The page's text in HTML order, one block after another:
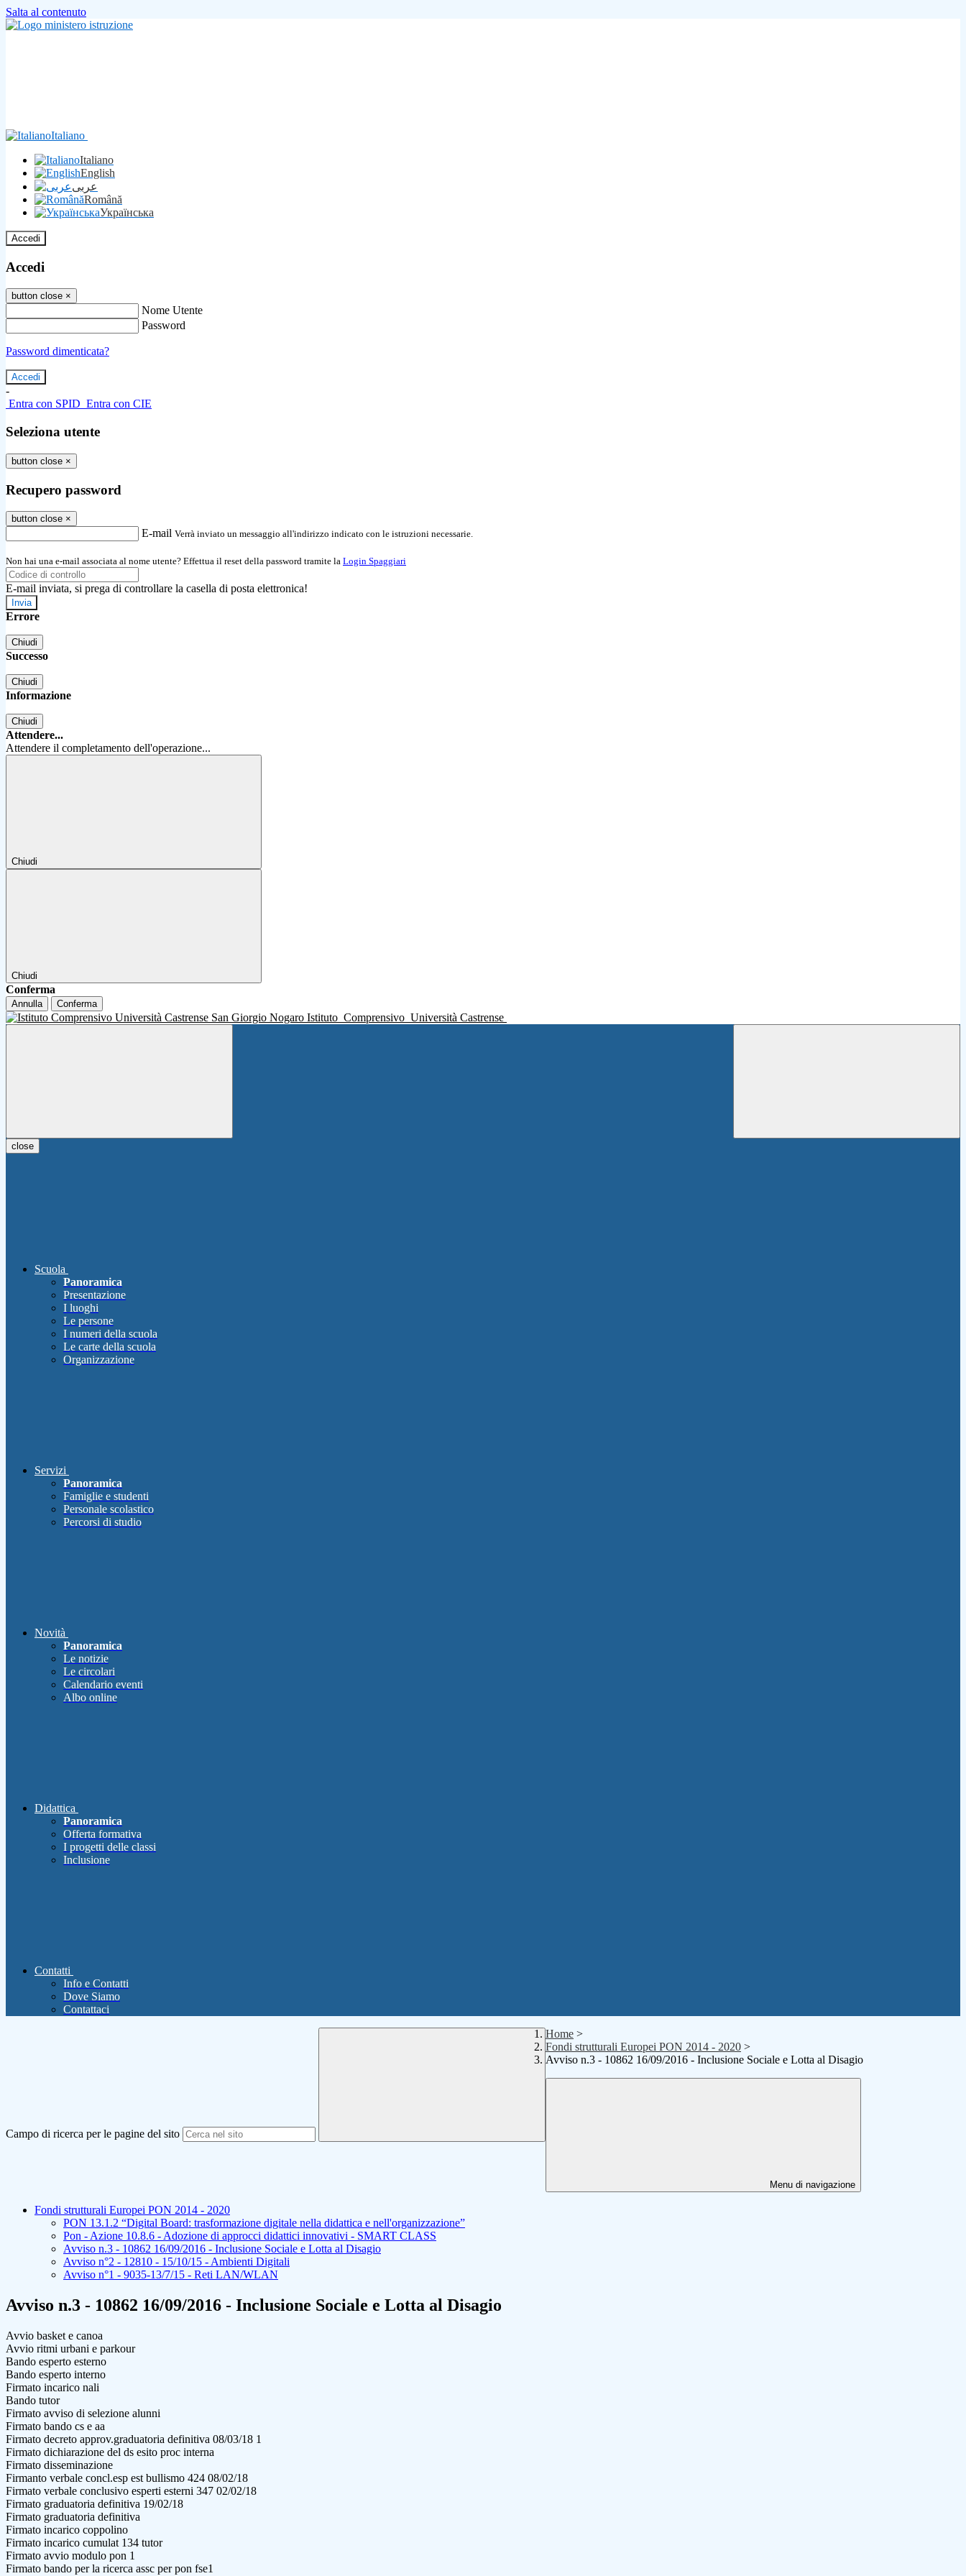
Salta al contenuto
Italiano
Italiano
English
عربى
Română
Українська
Accedi
Accedi
button close ×
Nome Utente
Password
Password dimenticata?
-
Entra con SPID Entra con CIE
Seleziona utente
button close ×
Recupero password
button close ×
E-mail Verrà inviato un messaggio all'indirizzo indicato con le istruzioni necessarie.
Non hai una e-mail associata al nome utente? Effettua il reset della password tramite la Login Spaggiari
E-mail inviata, si prega di controllare la casella di posta elettronica!
Errore
Chiudi
Successo
Chiudi
Informazione
Chiudi
Attendere...
Attendere il completamento dell'operazione...
Chiudi
Chiudi
Conferma
Annulla Conferma
Istituto Comprensivo Università Castrense
close
Scuola
Panoramica
Presentazione
I luoghi
Le persone
I numeri della scuola
Le carte della scuola
Organizzazione
Servizi
Panoramica
Famiglie e studenti
Personale scolastico
Percorsi di studio
Novità
Panoramica
Le notizie
Le circolari
Calendario eventi
Albo online
Didattica
Panoramica
Offerta formativa
I progetti delle classi
Inclusione
Contatti
Info e Contatti
Dove Siamo
Contattaci
Campo di ricerca per le pagine del sito
Home >
Fondi strutturali Europei PON 2014 - 2020 >
Avviso n.3 - 10862 16/09/2016 - Inclusione Sociale e Lotta al Disagio
Menu di navigazione
Fondi strutturali Europei PON 2014 - 2020
PON 13.1.2 “Digital Board: trasformazione digitale nella didattica e nell'organizzazione”
Pon - Azione 10.8.6 - Adozione di approcci didattici innovativi - SMART CLASS
Avviso n.3 - 10862 16/09/2016 - Inclusione Sociale e Lotta al Disagio
Avviso n°2 - 12810 - 15/10/15 - Ambienti Digitali
Avviso n°1 - 9035-13/7/15 - Reti LAN/WLAN
Avviso n.3 - 10862 16/09/2016 - Inclusione Sociale e Lotta al Disagio
Avvio basket e canoa
Avvio ritmi urbani e parkour
Bando esperto esterno
Bando esperto interno
Firmato incarico nali
Bando tutor
Firmato avviso di selezione alunni
Firmato bando cs e aa
Firmato decreto approv.graduatoria definitiva 08/03/18 1
Firmato dichiarazione del ds esito proc interna
Firmato disseminazione
Firmanto verbale concl.esp est bullismo 424 08/02/18
Firmato verbale conclusivo esperti esterni 347 02/02/18
Firmato graduatoria definitiva 19/02/18
Firmato graduatoria definitiva
Firmato incarico coppolino
Firmato incarico cumulat 134 tutor
Firmato avvio modulo pon 1
Firmato bando per la ricerca assc per pon fse1